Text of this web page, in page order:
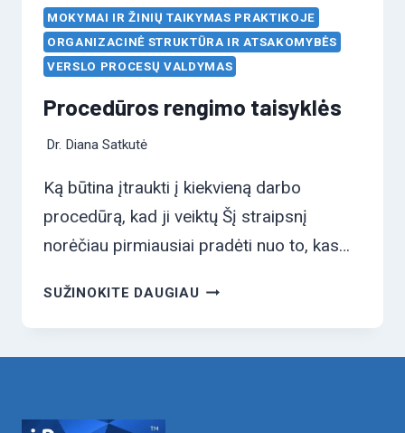
MOKYMAI IR ŽINIŲ TAIKYMAS PRAKTIKOJE
ORGANIZACINĖ STRUKTŪRA IR ATSAKOMYBĖS
VERSLO PROCESŲ VALDYMAS
Procedūros rengimo taisyklės
Dr. Diana Satkutė
Ką būtina įtraukti į kiekvieną darbo
procedūrą, kad ji veiktų Šį straipsnį
norėčiau pirmiausiai pradėti nuo to, kas…
SUŽINOKITE DAUGIAUPROCEDŪROS
TAISYKLĖS